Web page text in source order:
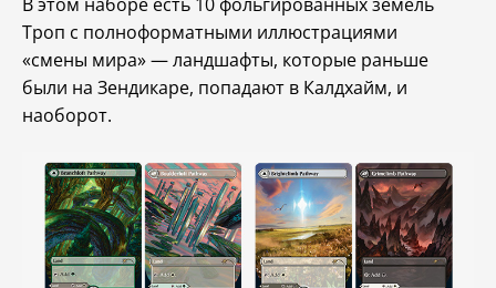
Троп с полноформатными иллюстрациями
«смены мира» — ландшафты, которые раньше
были на Зендикаре, попадают в Калдхайм, и
наоборот.